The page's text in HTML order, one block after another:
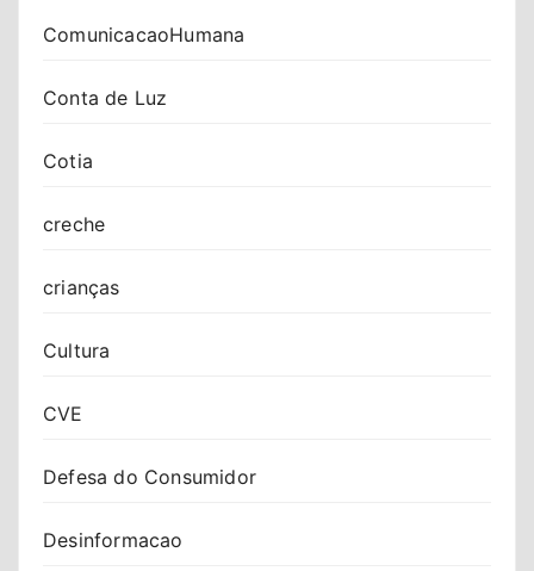
ComunicacaoHumana
Conta de Luz
Cotia
creche
crianças
Cultura
CVE
Defesa do Consumidor
Desinformacao